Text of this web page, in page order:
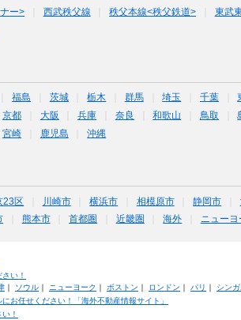
ー> 西武秩父線 秩父本線<秩父鉄道> 東武
福島 茨城 栃木 群馬 埼玉 千葉
京都 大阪 兵庫 奈良 和歌山 鳥取
宮崎 鹿児島 沖縄
23区 川崎市 横浜市 相模原市 静岡市
熊本市 首都圏 近畿圏 海外 ニューヨ
い！
｜ ソウル｜ ニューヨーク ボストン ロンドン パリ シン
お任せください！「海外不動産情報サイト」
！